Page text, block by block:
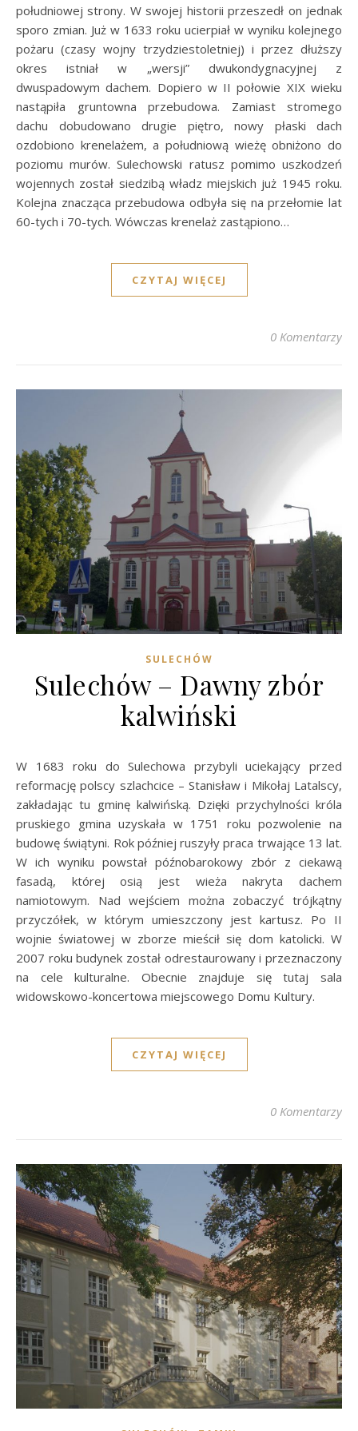
południowej strony. W swojej historii przeszedł on jednak
sporo zmian. Już w 1633 roku ucierpiał w wyniku kolejnego
pożaru (czasy wojny trzydziestoletniej) i przez dłuższy
okres istniał w „wersji” dwukondygnacyjnej z
dwuspadowym dachem. Dopiero w II połowie XIX wieku
nastąpiła gruntowna przebudowa. Zamiast stromego
dachu dobudowano drugie piętro, nowy płaski dach
ozdobiono krenelażem, a południową wieżę obniżono do
poziomu murów. Sulechowski ratusz pomimo uszkodzeń
wojennych został siedzibą władz miejskich już 1945 roku.
Kolejna znacząca przebudowa odbyła się na przełomie lat
60-tych i 70-tych. Wówczas krenelaż zastąpiono…
CZYTAJ WIĘCEJ
0 Komentarzy
SULECHÓW
Sulechów – Dawny zbór
kalwiński
W 1683 roku do Sulechowa przybyli uciekający przed
reformację polscy szlachcice – Stanisław i Mikołaj Latalscy,
zakładając tu gminę kalwińską. Dzięki przychylności króla
pruskiego gmina uzyskała w 1751 roku pozwolenie na
budowę świątyni. Rok później ruszyły praca trwające 13 lat.
W ich wyniku powstał późnobarokowy zbór z ciekawą
fasadą, której osią jest wieża nakryta dachem
namiotowym. Nad wejściem można zobaczyć trójkątny
przyczółek, w którym umieszczony jest kartusz. Po II
wojnie światowej w zborze mieścił się dom katolicki. W
2007 roku budynek został odrestaurowany i przeznaczony
na cele kulturalne. Obecnie znajduje się tutaj sala
widowskowo-koncertowa miejscowego Domu Kultury.
CZYTAJ WIĘCEJ
0 Komentarzy